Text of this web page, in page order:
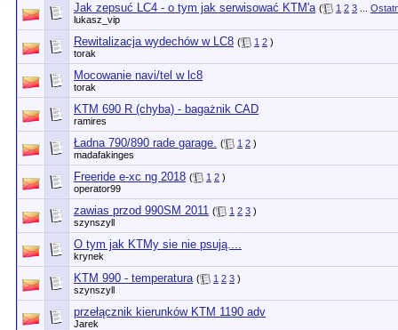
Jak zepsuć LC4 - o tym jak serwisować KTM'a ( 1 2 3
lukasz_vip
Rewitalizacja wydechów w LC8 ( 1 2 )
torak
Mocowanie navi/tel w lc8
torak
KTM 690 R (chyba) - bagażnik CAD
ramires
Ładna 790/890 rade garage. ( 1 2 )
madafakinges
Freeride e-xc ng 2018 ( 1 2 )
operator99
zawias przod 990SM 2011 ( 1 2 3 )
szynszyll
O tym jak KTMy sie nie psują....
krynek
KTM 990 - temperatura ( 1 2 3 )
szynszyll
przełącznik kierunków KTM 1190 adv
Jarek